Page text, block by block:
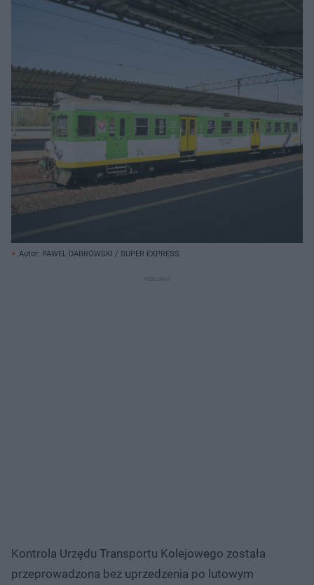
Autor: PAWEL DABROWSKI / SUPER EXPRESS
Kontrola Urzędu Transportu Kolejowego została
przeprowadzona bez uprzedzenia po lutowym